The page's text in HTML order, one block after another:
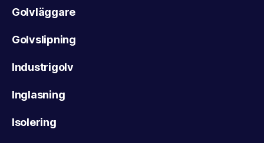
Golvläggare
Golvslipning
Industrigolv
Inglasning
Isolering